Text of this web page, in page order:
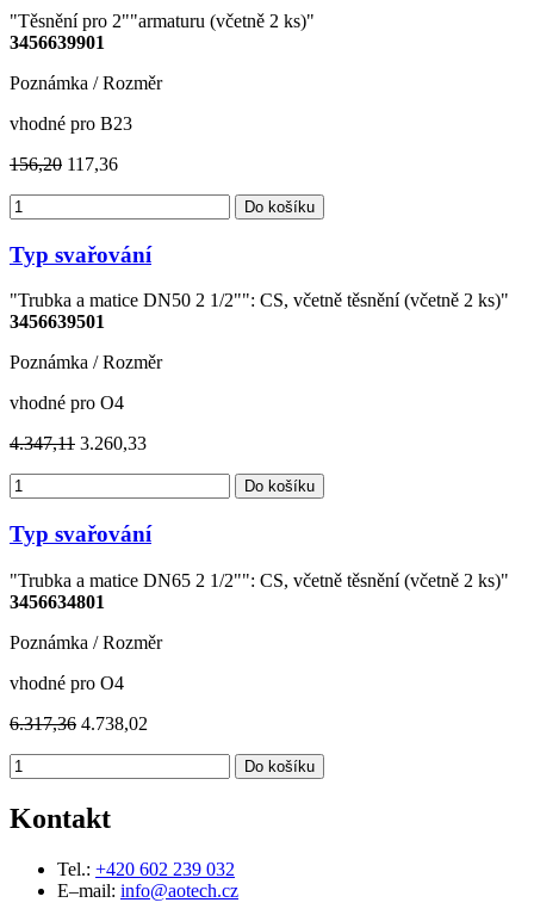
"Těsnění pro 2""armaturu (včetně 2 ks)"
3456639901
Poznámka / Rozměr
vhodné pro B23
156,20 117,36
Do košíku
Typ svařování
"Trubka a matice DN50 2 1/2"": CS, včetně těsnění (včetně 2 ks)"
3456639501
Poznámka / Rozměr
vhodné pro O4
4.347,11 3.260,33
Do košíku
Typ svařování
"Trubka a matice DN65 2 1/2"": CS, včetně těsnění (včetně 2 ks)"
3456634801
Poznámka / Rozměr
vhodné pro O4
6.317,36 4.738,02
Do košíku
Kontakt
Tel.: +420 602 239 032
E–mail: info@aotech.cz